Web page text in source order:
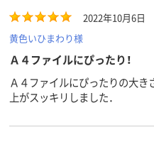
2022年10月6日
黄色いひまわり様
Ａ４ファイルにぴったり！
Ａ４ファイルにぴったりの大
上がスッキリしました．